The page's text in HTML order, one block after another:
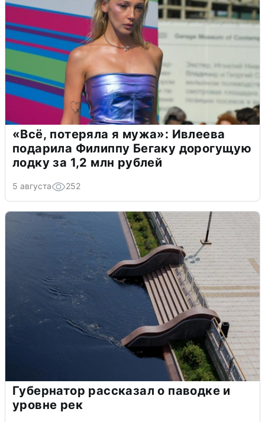
«Всё, потеряла я мужа»: Ивлеева
подарила Филиппу Бегаку дорогущую
лодку за 1,2 млн рублей
5 августа 252
Губернатор рассказал о паводке и
уровне рек